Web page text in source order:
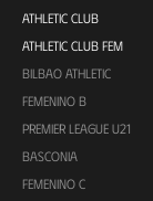
ATHLETIC CLUB
ATHLETIC CLUB FEM
BILBAO ATHLETIC
FEMENINO B
PREMIER LEAGUE U21
BASCONIA
FEMENINO C